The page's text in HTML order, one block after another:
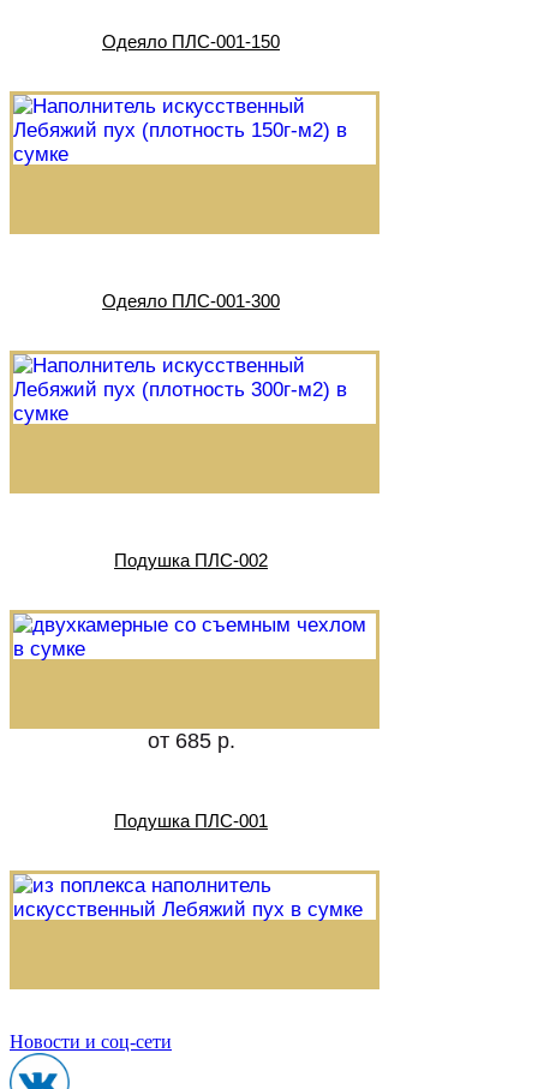
Одеяло ПЛС-001-150
Одеяло ПЛС-001-300
Подушка ПЛС-002
от 685 р.
Подушка ПЛС-001
Новости и соц-сети